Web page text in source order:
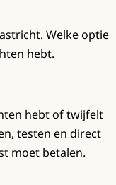
Welke optie
hebt.
hebt of twijfelt
testen en direct
moet betalen.